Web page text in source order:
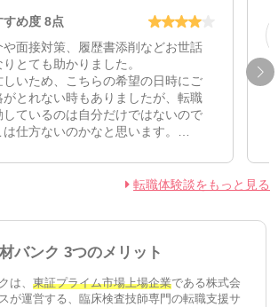
すめ度 8点
や面接対策、履歴書添削などお世話
りとても助かりました。
しいため、こちらの希望の日時にご
がとれない時もありましたが、転職
しているのは自分だけではないので
は仕方ないのかなと思います。
かったです。ありがとうございまし
がとうございました！
転職体験談をもっと見る
バンク 3つのメリット
は、東証プライム市場上場企業である株式会
が運営する、臨床検査技師専門の転職支援サ